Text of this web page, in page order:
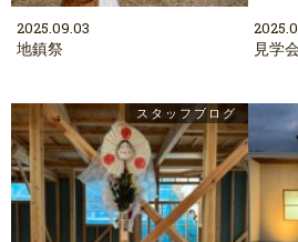
2025.09.03
地鎮祭 見学
スタッフブログ